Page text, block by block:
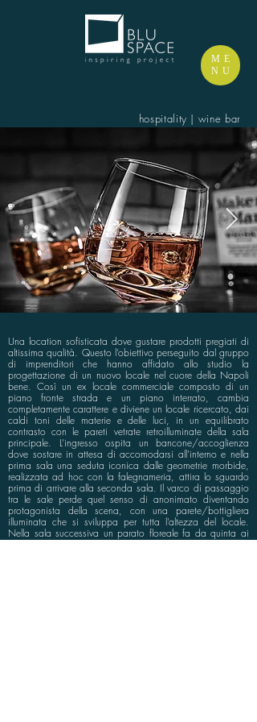
ME
NU
hospitality | wine bar
Una location sofisticata dove gustare prodotti pregiati di
altissima qualità. Questo l’obiettivo perseguito dal gruppo
di imprenditori che hanno affidato allo studio la
progettazione di un nuovo locale nel cuore della Napoli
bene. Così un ex locale commerciale composto di un
piano fronte strada e un piano interrato, cambia
completamente carattere e diviene un locale ricercato, dai
caldi toni delle materie e delle luci, in un equilibrato
contrasto con le pareti vetrate retroilluminate della sala
principale. L’ingresso ospita un bancone/accoglienza
dove sostare in attesa di accomodarsi all’interno e nella
prima sala una seduta iconica dalle geometrie morbide,
realizzata ad hoc con la falegnameria, attira lo sguardo
prima di arrivare alla seconda sala. Il varco di passaggio
tra le sale perde quel senso di anonimato diventando
protagonista della scena, con una parete/bottigliera
illuminata che si sviluppa per tutta l’altezza del locale.
Nella sala successiva un parato floreale fa da quinta ai
tavolini, scomparendo dietro ad un separè in listelli di